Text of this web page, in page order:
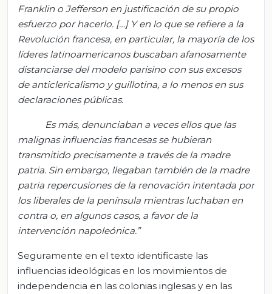
Franklin o Jefferson en justificación de su propio
esfuerzo por hacerlo. […] Y en lo que se refiere a la
Revolución francesa, en particular, la mayoría de los
líderes latinoamericanos buscaban afanosamente
distanciarse del modelo parisino con sus excesos
de anticlericalismo y guillotina, a lo menos en sus
declaraciones públicas.
Es más, denunciaban a veces ellos que las
malignas influencias francesas se hubieran
transmitido precisamente a través de la madre
patria. Sin embargo, llegaban también de la madre
patria repercusiones de la renovación intentada por
los liberales de la península mientras luchaban en
contra o, en algunos casos, a favor de la
intervención napoleónica.”
Seguramente en el texto identificaste las
influencias ideológicas en los movimientos de
independencia en las colonias inglesas y en las